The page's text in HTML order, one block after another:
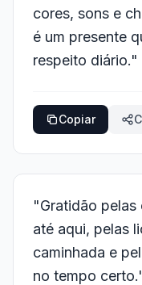
cores, sons e
é um presente
respeito diário."
Copiar
"Gratidão pelas
até aqui, pelas
caminhada e
no tempo